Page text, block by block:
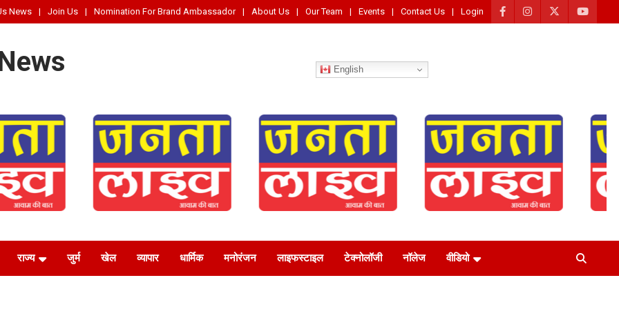
News Join Us Nomination For Brand Ambassador About Us Our Team Events Contact Us Login
English
राज्य जुर्म खेल व्यापार धार्मिक मनोरंजन लाइफस्‍टाइल टेक्नोलॉजी नॉलेज वीडियो